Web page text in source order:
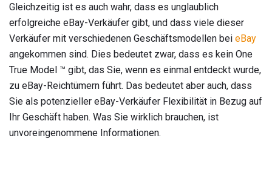
Gleichzeitig ist es auch wahr, dass es unglaublich
erfolgreiche eBay-Verkäufer gibt, und dass viele dieser
Verkäufer mit verschiedenen Geschäftsmodellen bei eBay
angekommen sind. Dies bedeutet zwar, dass es kein One
True Model ™ gibt, das Sie, wenn es einmal entdeckt wurde,
zu eBay-Reichtümern führt. Das bedeutet aber auch, dass
Sie als potenzieller eBay-Verkäufer Flexibilität in Bezug auf
Ihr Geschäft haben. Was Sie wirklich brauchen, ist
unvoreingenommene Informationen.